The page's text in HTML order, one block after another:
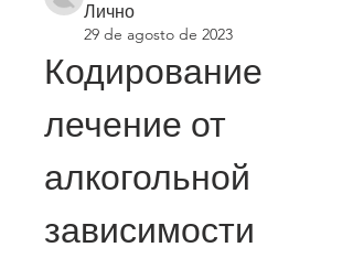
Лично
29 de agosto de 2023
Кодирование
лечение от
алкогольной
зависимости